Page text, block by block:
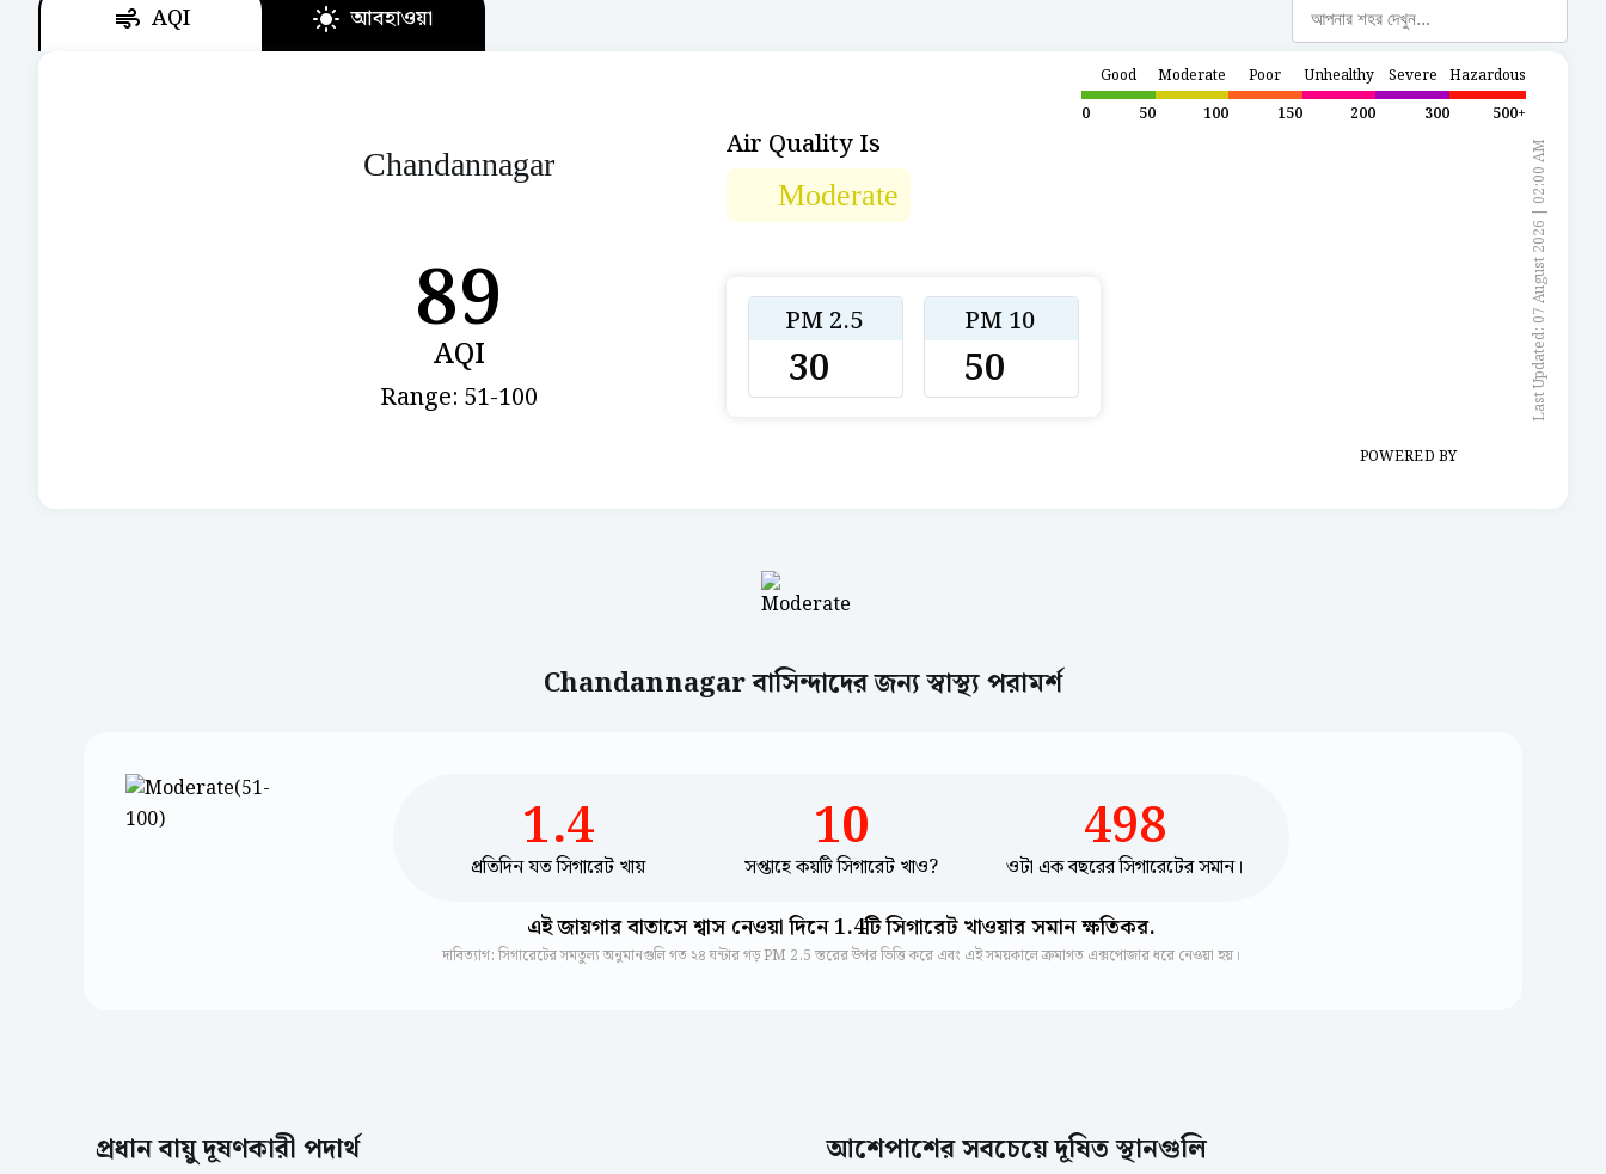
AQI আবহাওয়া
Chandannagar
89
AQI
Range: 51-100
Good
0
50
Moderate
100
Poor
150
Unhealthy
200
Severe
300
Hazardous
500+
Air Quality Is
Moderate
PM 2.5
30
PM 10
50 Last Updated: 07 August 2026 | 02:00 AM
POWERED BY
Chandannagar বাসিন্দাদের জন্য স্বাস্থ্য পরামর্শ
1.4
প্রতিদিন যত সিগারেট খায়
10
সপ্তাহে কয়টি সিগারেট খাও?
498
ওটা এক বছরের সিগারেটের সমান।
এই জায়গার বাতাসে শ্বাস নেওয়া দিনে 1.4টি সিগারেট খাওয়ার সমান ক্ষতিকর.
দাবিত্যাগ: সিগারেটের সমতুল্য অনুমানগুলি গত ২৪ ঘন্টার গড় PM 2.5 স্তরের উপর ভিত্তি করে এবং এই সময়কালে ক্রমাগত এক্সপোজার ধরে নেওয়া হয়।
প্রধান বায়ু দূষণকারী পদার্থ আশেপাশের সবচেয়ে দূষিত স্থানগুলি